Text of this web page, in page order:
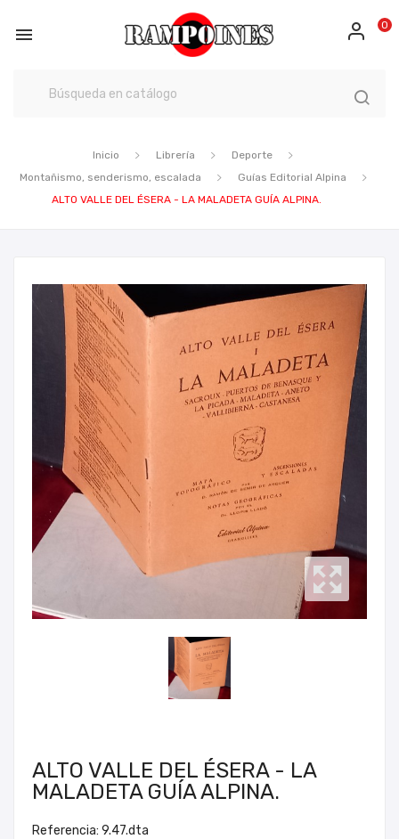
 0
Inicio Librería
Deporte
Montañismo, senderismo, escalada
Guías Editorial Alpina
ALTO VALLE DEL ÉSERA - LA MALADETA GUÍA ALPINA.
ALTO VALLE DEL ÉSERA - LA
MALADETA GUÍA ALPINA.
Referencia: 9.47.dta